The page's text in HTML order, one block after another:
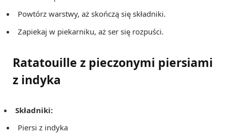
Powtórz warstwy, aż skończą się składniki.
Zapiekaj w piekarniku, aż ser się rozpuści.
Ratatouille z pieczonymi piersiami
z indyka
Składniki:
Piersi z indyka